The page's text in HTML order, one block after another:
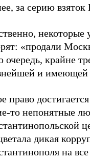
за серию
некоторые
«продали
очередь, крайне
и имеющей
право
то непонятные
дикая
на